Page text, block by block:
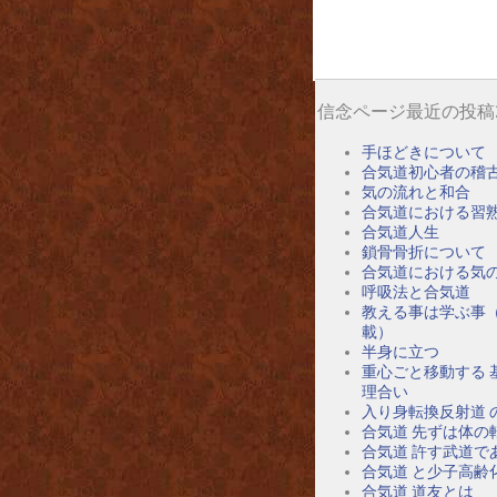
信念ページ最近の投
手ほどきについて
合気道初心者の稽
気の流れと和合
合気道における習
合気道人生
鎖骨骨折について
合気道における気
呼吸法と合気道
教える事は学ぶ事
載）
半身に立つ
重心ごと移動する
理合い
入り身転換反射道
合気道 先ずは体の
合気道 許す武道で
合気道 と少子高齢
合気道 道友とは